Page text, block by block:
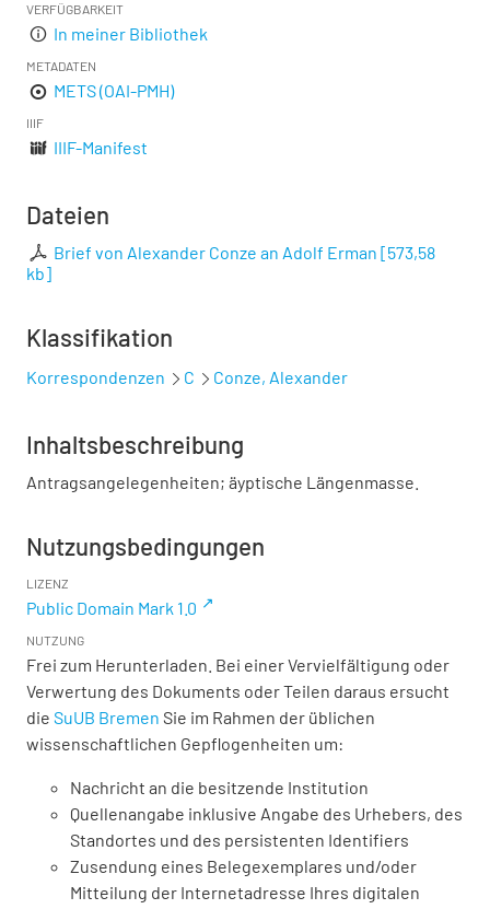
VERFÜGBARKEIT
In meiner Bibliothek
METADATEN
METS (OAI-PMH)
IIIF
IIIF-Manifest
Dateien
Brief von Alexander Conze an Adolf Erman [573,58
kb]
Klassifikation
Korrespondenzen C Conze, Alexander
Inhaltsbeschreibung
Antragsangelegenheiten; äyptische Längenmasse.
Nutzungsbedingungen
LIZENZ
Public Domain Mark 1.0
NUTZUNG
Frei zum Herunterladen. Bei einer Vervielfältigung oder
Verwertung des Dokuments oder Teilen daraus ersucht
die SuUB Bremen Sie im Rahmen der üblichen
wissenschaftlichen Gepflogenheiten um:
Nachricht an die besitzende Institution
Quellenangabe inklusive Angabe des Urhebers, des
Standortes und des persistenten Identifiers
Zusendung eines Belegexemplares und/oder
Mitteilung der Internetadresse Ihres digitalen